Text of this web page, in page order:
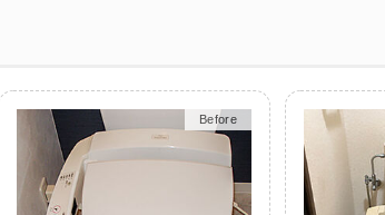
Before
After